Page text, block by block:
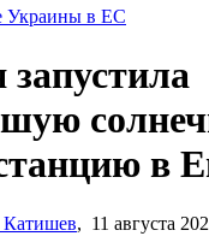
Украины в ЕС
в
Катишев, 11 августа